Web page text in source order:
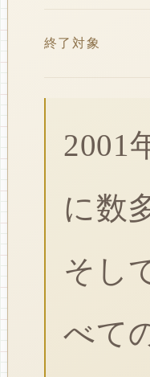
終了対象
2001
に数
そし
べて